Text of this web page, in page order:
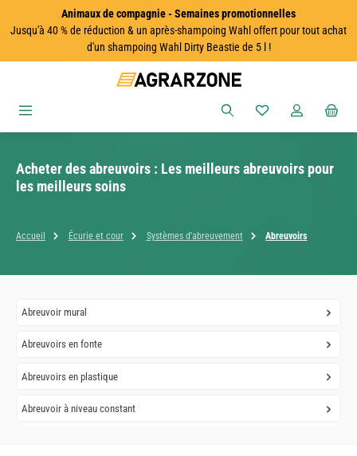
Passer au contenu principalAnimaux de compagnie - Semaines promotionnelles
Jusqu'à 40 % de réduction & un après-shampoing Wahl offert pour tout achat
d'un shampoing Wahl Dirty Beastie de 5 l !
Vous avez 0
Acheter des abreuvoirs : Les meilleurs abreuvoirs pour
les meilleurs soins
Accueil Écurie et cour Systèmes d'abreuvement Abreuvoirs
Abreuvoir mural
Abreuvoirs en fonte
Abreuvoirs en plastique
Abreuvoir à niveau constant